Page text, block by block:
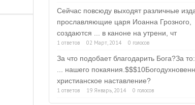
Сейчас повсюду выходят различные
прославляющие царя Иоанна Грозного,
создаются ... в каноне на утрени, чт
1 ответов 02 Март, 2014 0 голосов
За что подобает благодарить Бога?За
... нашего
христианское наставление?
1 ответов 19 Январь, 2014 0 голосов